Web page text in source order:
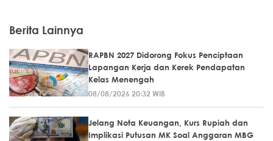
Berita Lainnya
RAPBN 2027 Didorong Fokus Penciptaan
Lapangan Kerja dan Kerek Pendapatan
Kelas Menengah
08/08/2026 20:32 WIB
Jelang Nota Keuangan, Kurs Rupiah dan
Implikasi Putusan MK Soal Anggaran MBG